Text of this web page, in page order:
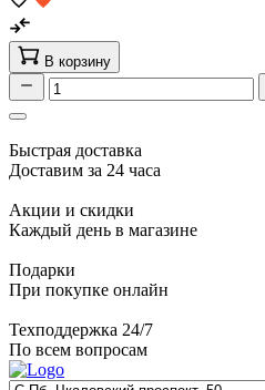
В корзину
Быстрая доставка
Доставим за 24 часа
Акции и скидки
Каждый день в магазине
Подарки
При покупке онлайн
Техподдержка 24/7
По всем вопросам